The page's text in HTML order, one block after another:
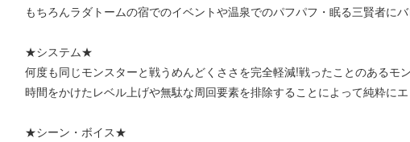
もちろんラダトームの宿でのイベントや温泉でのパフパフ・眠る三賢者に
★システム★
何度も同じモンスターと戦うめんどくささを完全軽減!戦ったことのあるモ
時間をかけたレベル上げや無駄な周回要素を排除することによって純粋に
★シーン・ボイス★